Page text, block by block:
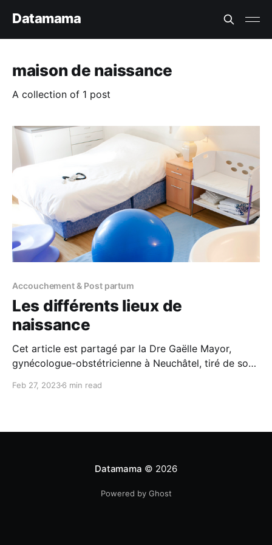
Datamama
maison de naissance
A collection of 1 post
Accouchement & Post partum
Les différents lieux de
naissance
Cet article est partagé par la Dre Gaëlle Mayor,
gynécologue-obstétricienne à Neuchâtel, tiré de son
brochures informatives spécifiques sur les principales
Feb 27, 20236 min read
Datamama © 2026
Powered by Ghost